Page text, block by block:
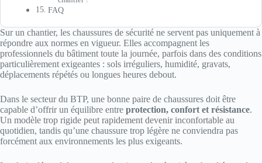
FAQ
Sur un chantier, les chaussures de sécurité ne servent pas uniquement à
répondre aux normes en vigueur. Elles accompagnent les
professionnels du bâtiment toute la journée, parfois dans des conditions
particulièrement exigeantes : sols irréguliers, humidité, gravats,
déplacements répétés ou longues heures debout.
Dans le secteur du BTP, une bonne paire de chaussures doit être
capable d’offrir un équilibre entre protection, confort et résistance.
Un modèle trop rigide peut rapidement devenir inconfortable au
quotidien, tandis qu’une chaussure trop légère ne conviendra pas
forcément aux environnements les plus exigeants.